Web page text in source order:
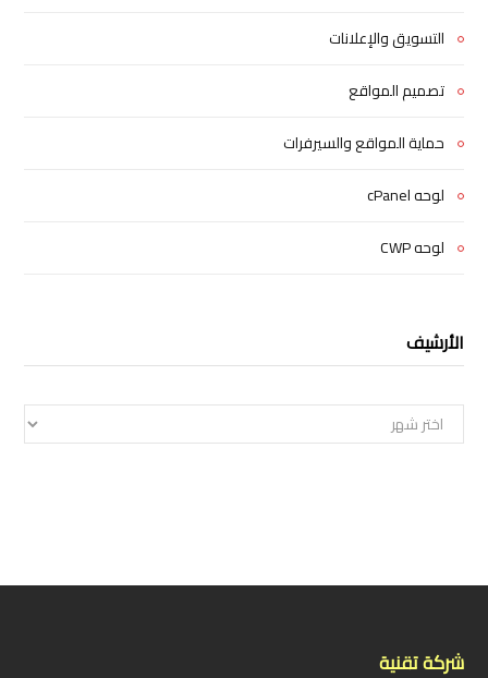
التسويق والإعلانات
تصميم المواقع
حماية المواقع والسيرفرات
لوحه cPanel
لوحه CWP
الأرشيف
الأرشيف
شركة تقنية